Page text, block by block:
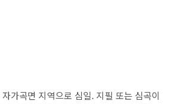
가곡면 지역으로 심일. 지필 또는 심곡이